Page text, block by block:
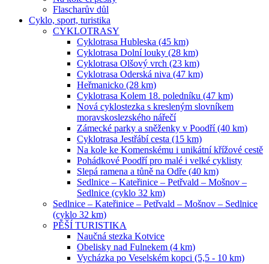
Flascharův důl
Cyklo, sport, turistika
CYKLOTRASY
Cyklotrasa Hubleska (45 km)
Cyklotrasa Dolní louky (28 km)
Cyklotrasa Olšový vrch (23 km)
Cyklotrasa Oderská niva (47 km)
Heřmanicko (28 km)
Cyklotrasa Kolem 18. poledníku (47 km)
Nová cyklostezka s kresleným slovníkem
moravskoslezského nářečí
Zámecké parky a sněženky v Poodří (40 km)
Cyklotrasa Jestřábí cesta (15 km)
Na kole ke Komenskému i unikátní křížové cestě
Pohádkové Poodří pro malé i velké cyklisty
Slepá ramena a tůně na Odře (40 km)
Sedlnice – Kateřinice – Petřvald – Mošnov –
Sedlnice (cyklo 32 km)
Sedlnice – Kateřinice – Petřvald – Mošnov – Sedlnice
(cyklo 32 km)
PĚŠÍ TURISTIKA
Naučná stezka Kotvice
Obelisky nad Fulnekem (4 km)
Vycházka po Veselském kopci (5,5 - 10 km)